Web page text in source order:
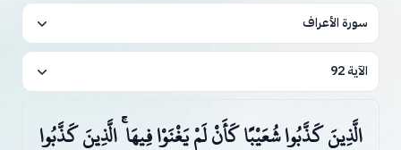
سورة الأعراف
الآية 92
الَّذِينَ كَذَّبُوا شُعَيْبًا كَأَنْ لَمْ يَغْنَوْا فِيهَا ۚ الَّذِينَ كَذَّبُوا